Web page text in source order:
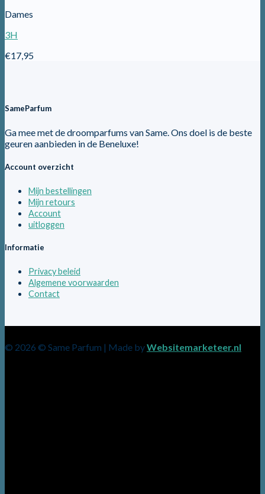
Dames
3H
€17,95
SameParfum
Ga mee met de droomparfums van Same. Ons doel is de beste
geuren aanbieden in de Beneluxe!
Account overzicht
Mijn bestellingen
Mijn retours
Account
uitloggen
Informatie
Privacy beleid
Algemene voorwaarden
Contact
© 2026 © Same Parfum | Made byWebsitemarketeer.nl